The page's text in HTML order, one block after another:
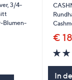
3/4-
Blumen-
€
In